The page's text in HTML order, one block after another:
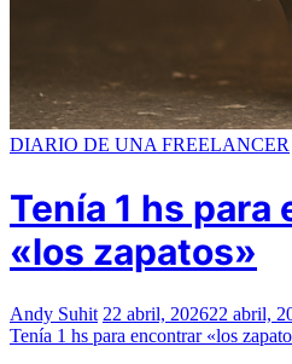
DIARIO DE UNA FREELANCER
Tenía 1 hs
«los zapatos»
Andy Suhit 22 abril, 202622 abril,
Tenía 1 hs para encontrar «los